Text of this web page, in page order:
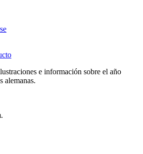
e información sobre el año
alemanas.